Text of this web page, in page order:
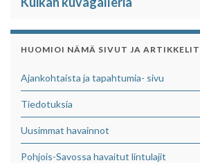
HUOMIOI NÄMÄ SIVUT JA ARTIKKELIT
Ajankohtaista ja tapahtumia- sivu
Tiedotuksia
Uusimmat havainnot
Pohjois-Savossa havaitut lintulajit